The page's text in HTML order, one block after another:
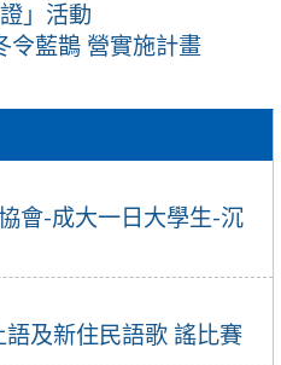
會-成大一日大學生-沉
及新住民語歌 謠比賽
」活動
令藍鵲 營實施計畫